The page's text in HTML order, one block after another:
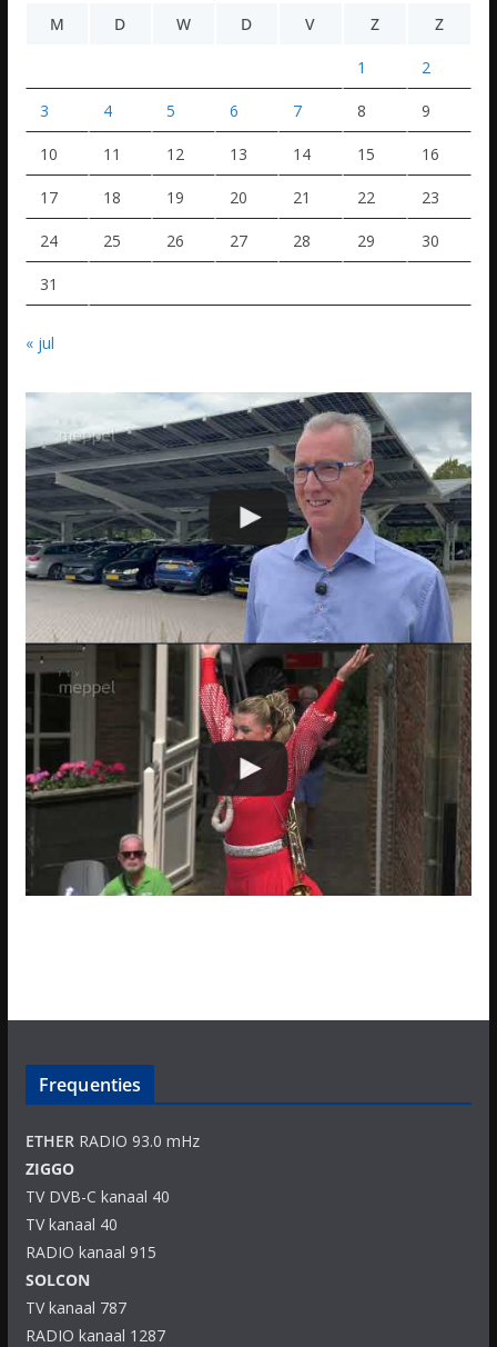
M
D W D V Z Z
1 2
3 4 5 6 7 8 9
10 11 12 13 14 15 16
17 18 19 20 21 22 23
24 25 26 27 28 29 30
31
« jul
Frequenties
ETHERRADIO 93.0 mHz
ZIGGO
TV DVB-C kanaal 40
TV kanaal 40
RADIO kanaal 915
SOLCON
TV kanaal 787
RADIO kanaal 1287